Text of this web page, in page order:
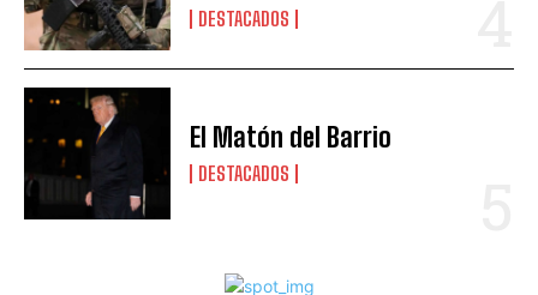
DESTACADOS
El Matón del Barrio
DESTACADOS